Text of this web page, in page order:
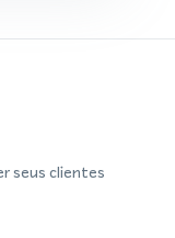
seus clientes